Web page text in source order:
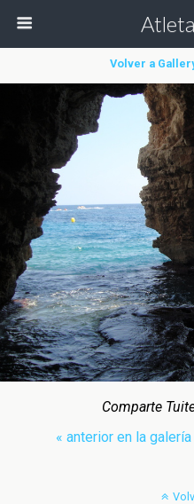
Volver a
Comparte
« anterior en la galería